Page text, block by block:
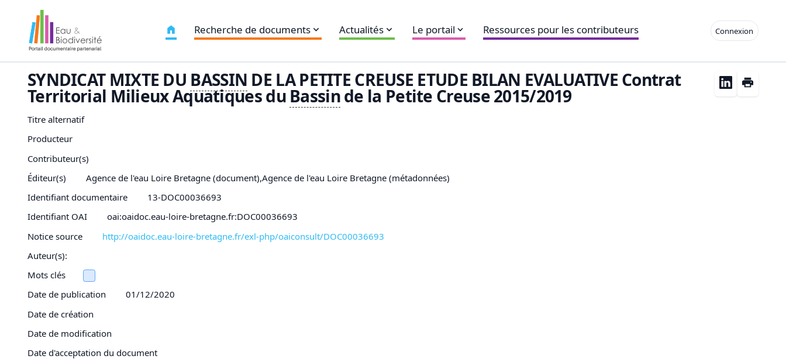
Connexion
Recherche de documents Actualités Le portail Ressources pour les contributeurs
SYNDICAT MIXTE DU BASSIN DE LA PETITE CREUSE ETUDE BILAN EVALUATIVE Contrat
Territorial Milieux Aquatiques du Bassinde la Petite Creuse 2015/2019
Titre alternatif
Producteur
Contributeur(s)
Éditeur(s)
Agence de l'eau Loire Bretagne (document),Agence de l'eau Loire Bretagne (métadonnées)
Identifiant documentaire
13-DOC00036693
Identifiant OAI
oai:oaidoc.eau-loire-bretagne.fr:DOC00036693
Notice source
http://oaidoc.eau-loire-bretagne.fr/exl-php/oaiconsult/DOC00036693
Auteur(s):
Mots clés
Date de publication
01/12/2020
Date de création
Date de modification
Date d'acceptation du document